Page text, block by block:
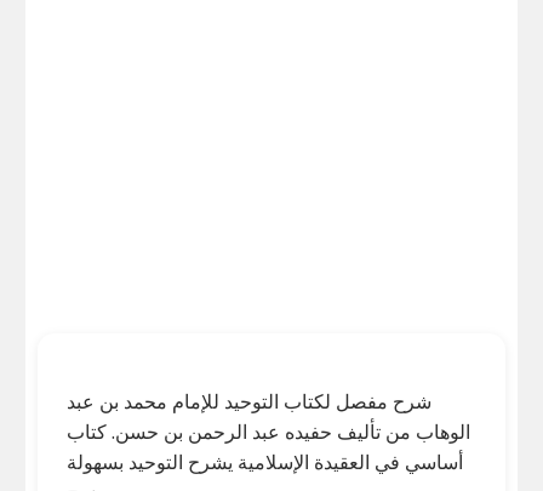
شرح مفصل لكتاب التوحيد للإمام محمد بن عبد
الوهاب من تأليف حفيده عبد الرحمن بن حسن. كتاب
أساسي في العقيدة الإسلامية يشرح التوحيد بسهولة